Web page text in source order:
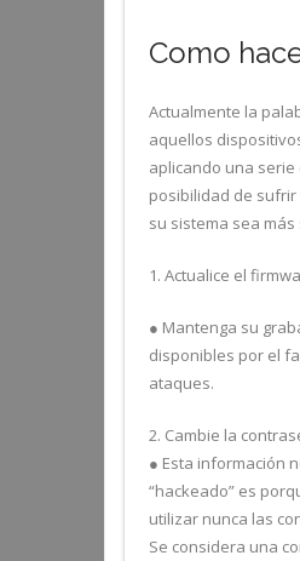
Como
Actualmente la
aquellos
aplicando una
posibilidad de
su sistema sea
1. Actualice el
● Mantenga su
disponibles por el
ataques.
2. Cambie la
● Esta información
“hackeado” es
utilizar nunca las
Se considera una